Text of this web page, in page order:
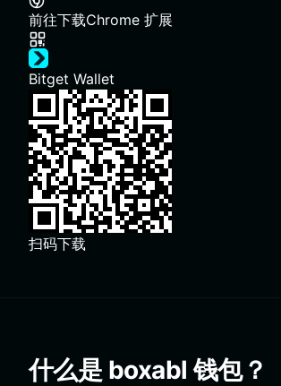
前往下载Chrome 扩展
Bitget Wallet
扫码下载
什么是 boxabl 钱包？